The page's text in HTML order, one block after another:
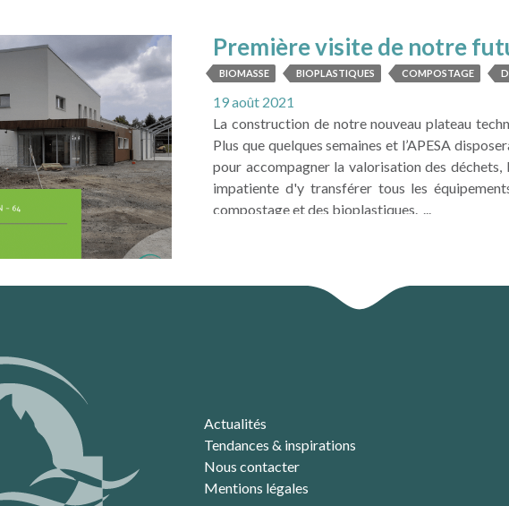
Première visite de notre
BIOMASSE BIOPLASTIQUES COMPOSTAGE
19 août 2021
La construction de notre nouveau plateau
Plus que quelques semaines et l’APESA
pour accompagner la valorisation des
impatiente d'y transférer tous les
compostage et des bioplastiques. ...
Actualités
Tendances & inspirations
Nous contacter
Mentions légales